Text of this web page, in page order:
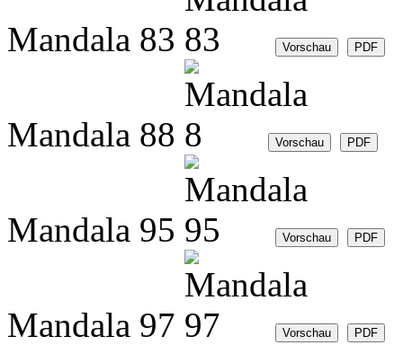
Mandala 83
Mandala 88
Mandala 95
Mandala 97